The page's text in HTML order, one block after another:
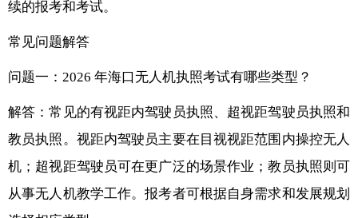
续的报考和考试。
常见问题解答
问题一：2026 年海口无人机执照考试有哪些类型？
解答：常见的有视距内驾驶员执照、超视距驾驶员执照和
教员执照。视距内驾驶员主要在目视视距范围内操控无人
机；超视距驾驶员可在更广泛的场景作业；教员执照则可
从事无人机教学工作。报考者可根据自身需求和发展规划